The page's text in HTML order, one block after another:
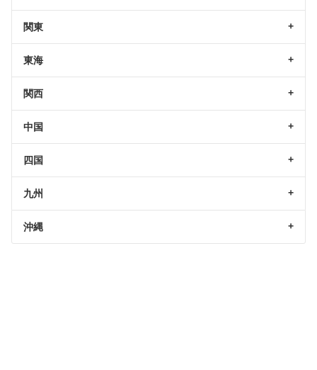
関東
東海
関西
中国
四国
九州
沖縄